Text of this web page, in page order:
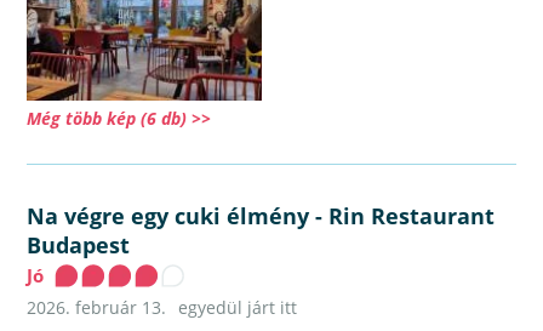
Még több kép (6 db) >>
Na végre egy cuki élmény- Rin Restaurant
Budapest
Jó
2026. február 13.
egyedül járt itt